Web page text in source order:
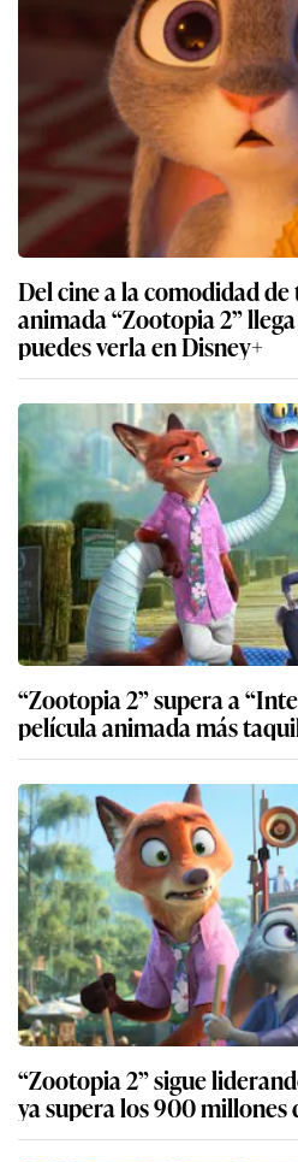
Del cine a la comodidad
animada “Zootopia 2”
puedes verla en Disney+
“Zootopia 2” supera a
película animada más
“Zootopia 2” sigue
ya supera los 900 millones